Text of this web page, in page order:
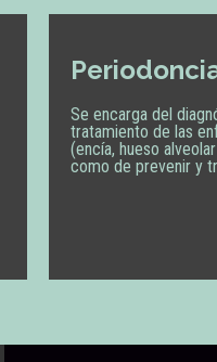
Se encarga del
tratamiento de las
(encía, hueso
como de prevenir y